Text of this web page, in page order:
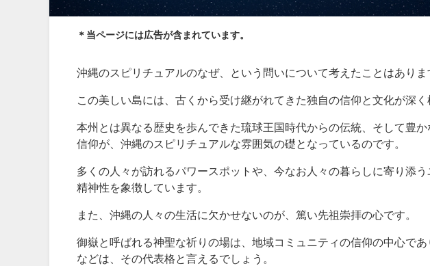
＊当ページには広告が含まれています。
沖縄のスピリチュアルのなぜ、という問いについて考えたことはありま
この美しい島には、古くから受け継がれてきた独自の信仰と文化が深く
本州とは異なる歴史を歩んできた琉球王国時代からの伝統、そして豊
信仰が、沖縄のスピリチュアルな雰囲気の礎となっているのです。
多くの人々が訪れるパワースポットや、今なお人々の暮らしに寄り添
精神性を象徴しています。
また、沖縄の人々の生活に欠かせないのが、篤い先祖崇拝の心です。
御嶽と呼ばれる神聖な祈りの場は、地域コミュニティの信仰の中心で
などは、その代表格と言えるでしょう。